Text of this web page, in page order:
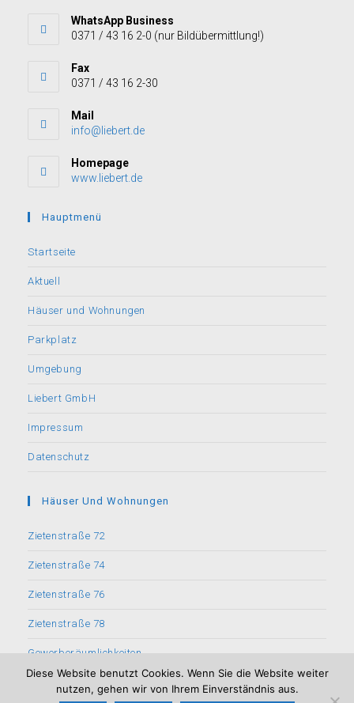
WhatsApp Business
0371 / 43 16 2-0 (nur Bildübermittlung!)
Fax
0371 / 43 16 2-30
Mail
info@liebert.de
Homepage
www.liebert.de
Hauptmenü
Startseite
Aktuell
Häuser und Wohnungen
Parkplatz
Umgebung
Liebert GmbH
Impressum
Datenschutz
Häuser Und Wohnungen
Zietenstraße 72
Zietenstraße 74
Zietenstraße 76
Zietenstraße 78
Gewerberäumlichkeiten
Diese Website benutzt Cookies. Wenn Sie die Website weiter
nutzen, gehen wir von Ihrem Einverständnis aus.